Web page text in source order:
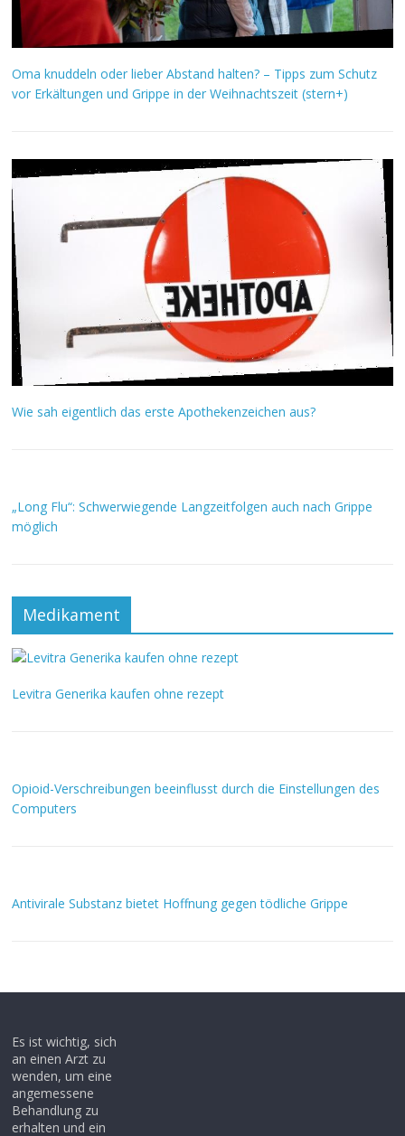
Oma knuddeln oder lieber Abstand halten? – Tipps zum Schutz
vor Erkältungen und Grippe in der Weihnachtszeit (stern+)
Wie sah eigentlich das erste Apothekenzeichen aus?
„Long Flu“: Schwerwiegende Langzeitfolgen auch nach Grippe
möglich
Medikament
Levitra Generika kaufen ohne rezept
Opioid-Verschreibungen beeinflusst durch die Einstellungen des
Computers
Antivirale Substanz bietet Hoffnung gegen tödliche Grippe
Es ist wichtig, sich
an einen Arzt zu
wenden, um eine
angemessene
Behandlung zu
erhalten und ein